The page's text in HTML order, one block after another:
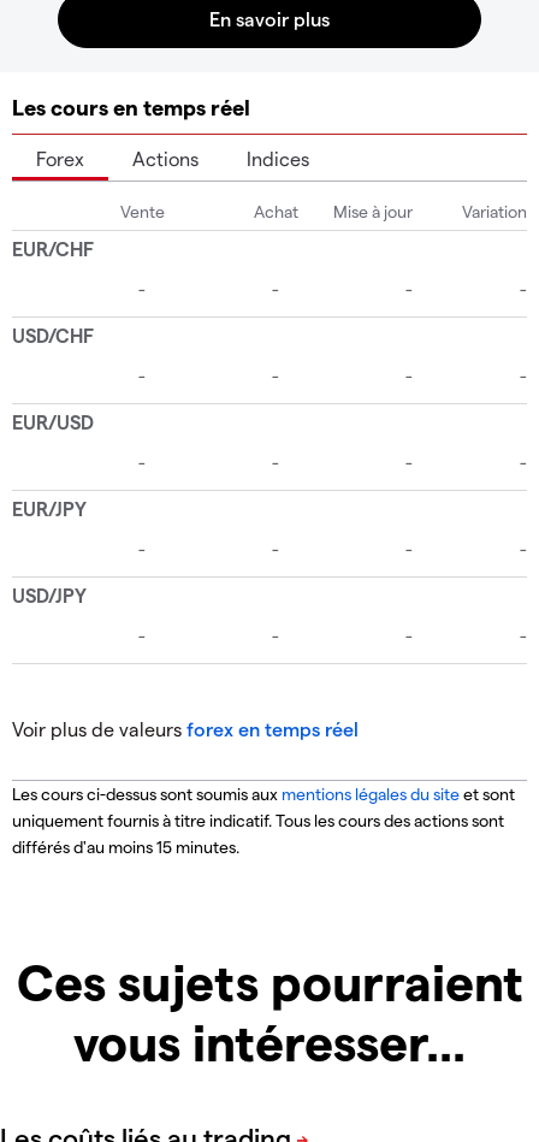
Les cours en temps réel
Forex Actions Indices
Voir plus de valeurs forex en temps réel
Les cours ci-dessus sont soumis aux mentions légales du siteet sont
uniquement fournis à titre indicatif.Tous les cours des actions sont
différés d'au moins 15 minutes.
Ces sujets pourraient
vous intéresser...